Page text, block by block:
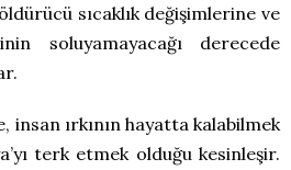
sıcaklık değişimlerine ve
soluyamayacağı derecede
insan ırkının hayatta kalabilmek
terk etmek olduğu kesinleşir.